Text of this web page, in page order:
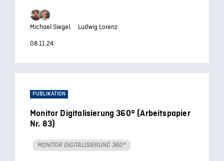
Michael Siegel,
Ludwig Lorenz
08.11.24
PUBLIKATION
Monitor Digitalisierung 360° (Arbeitspapier
Nr. 83)
MONITOR DIGITALISIERUNG 360°